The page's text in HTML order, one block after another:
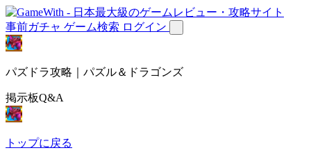
事前ガチャ ゲーム検索 ログイン
パズドラ攻略｜パズル＆ドラゴンズ
掲示板Q&A
トップに戻る